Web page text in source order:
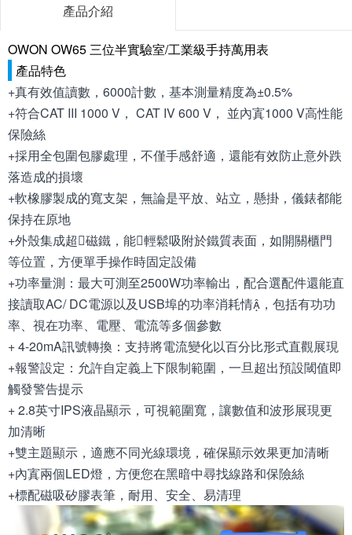
產品介紹
OWON OW65 三位半實驗室/工業級手持萬用表
產品特色
+真有效值讀數，6000計數，基本測量精度為±0.5%
+符合CAT III 1000 V， CAT IV 600 V， 並內寘1000 V高性能
保險絲
+採用全包圍包膠處理，不僅手感舒適，還能有效防止意外跌
落造成的損壞
+軟橡膠製成的寬支架，無論是平放、站立，懸掛，儀錶都能
保持在原地
+外殼集成超磁鐵，能輕鬆吸附於鐵質表面，如開關櫃門
等位置，方便單手操作時固定設備
+功率量測：最大可測至2500W功率輸出，配合選配件還能直
接讀取AC/ DC電源以及USB埠的功率消耗情，包括有功功
率、視在功率、電壓、電流等多個參數
+ 4-20mA訊號轉換：支持將電流變化以百分比形式直觀展現
+報警設定：允許自定義上下限制範圍，一旦超出預設閾值即
觸發警告提示
+ 2.8英寸IPS液晶顯示，可視範圍寬，讓數值和波形展現更
加清晰
+雙主題顯示，適應不同光線環境，確保顯示效果更加清晰
+內寘兩個LED燈，方便您在黑暗中尋找線路和保險絲
+標配磁吸矽膠表筆，耐用、安全、易清理